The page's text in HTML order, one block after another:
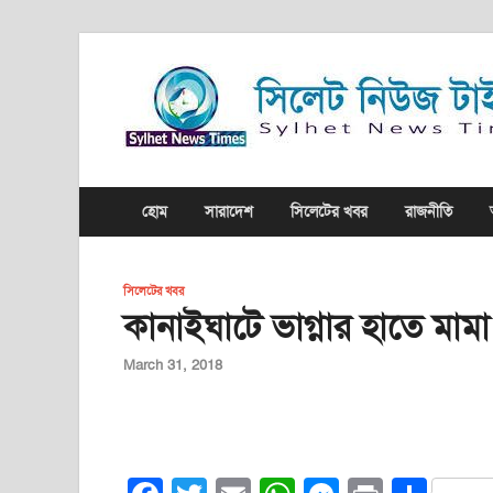
হোম সারাদেশ সিলেটের খবর রাজনীতি
সিলেটের খবর
কানাইঘাটে ভাগ্নার হাতে
March 31, 2018